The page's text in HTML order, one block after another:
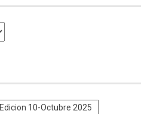
Edicion 10-Octubre 2025